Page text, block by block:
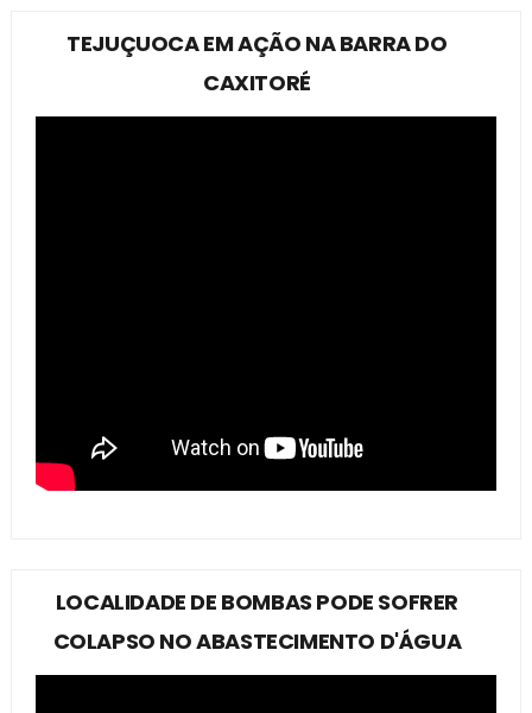
TEJUÇUOCA EM AÇÃO NA BARRA DO
CAXITORÉ
LOCALIDADE DE BOMBAS PODE SOFRER
COLAPSO NO ABASTECIMENTO D'ÁGUA